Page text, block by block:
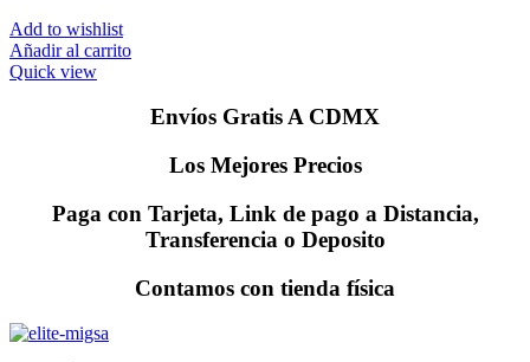
Add to wishlist
Añadir al carrito
Quick view
Envíos Gratis A CDMX
Los Mejores Precios
Paga con Tarjeta, Link de pago a Distancia,
Transferencia o Deposito
Contamos con tienda física